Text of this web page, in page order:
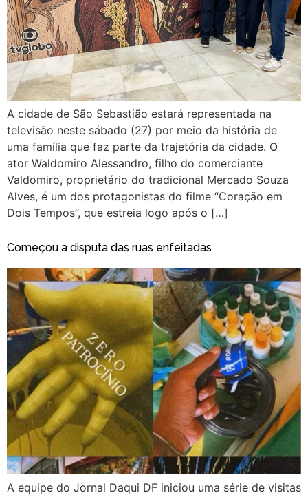
A cidade de São Sebastião estará representada na
televisão neste sábado (27) por meio da história de
uma família que faz parte da trajetória da cidade. O
ator Waldomiro Alessandro, filho do comerciante
Valdomiro, proprietário do tradicional Mercado Souza
Alves, é um dos protagonistas do filme “Coração em
Dois Tempos”, que estreia logo após o […]
Começou a disputa das ruas enfeitadas
A equipe do Jornal Daqui DF iniciou uma série de visitas